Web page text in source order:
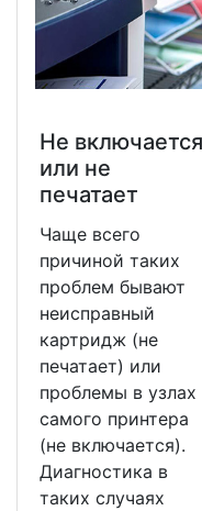
Не включается
или не
печатает
Чаще всего
причиной таких
проблем бывают
неисправный
картридж (не
печатает) или
проблемы в узлах
самого принтера
(не включается).
Диагностика в
таких случаях